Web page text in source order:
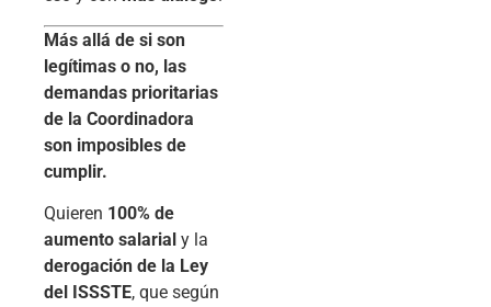
Más allá de si son
legítimas o no, las
demandas prioritarias
de la Coordinadora
son imposibles de
cumplir.
Quieren 100% de
aumento salarial y la
derogación de la Ley
del ISSSTE, que según